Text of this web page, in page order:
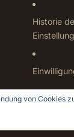
Historie
von Cookies